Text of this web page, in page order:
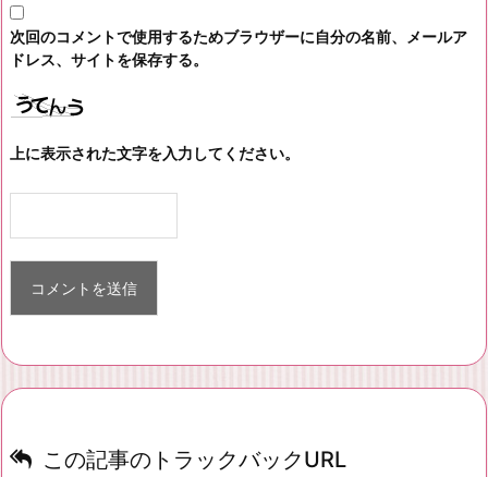
次回のコメントで使用するためブラウザーに自分の名前、メールア
ドレス、サイトを保存する。
上に表示された文字を入力してください。
この記事のトラックバックURL